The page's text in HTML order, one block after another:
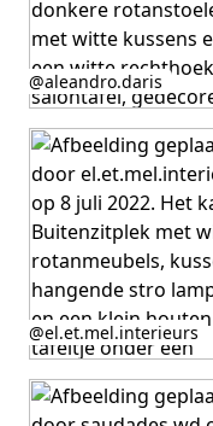
Bericht
gepubliceerd
door
@aleandro.daris
Bericht
gepubliceerd
door
@el.et.mel.interieurs